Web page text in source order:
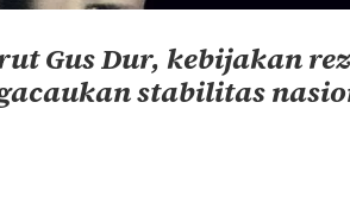
Gus Dur, kebijakan
stabilitas